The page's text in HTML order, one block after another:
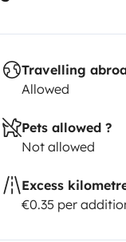
Travelling
Allowed
Pets allowed ?
Not allowed
Excess
€0.35 per